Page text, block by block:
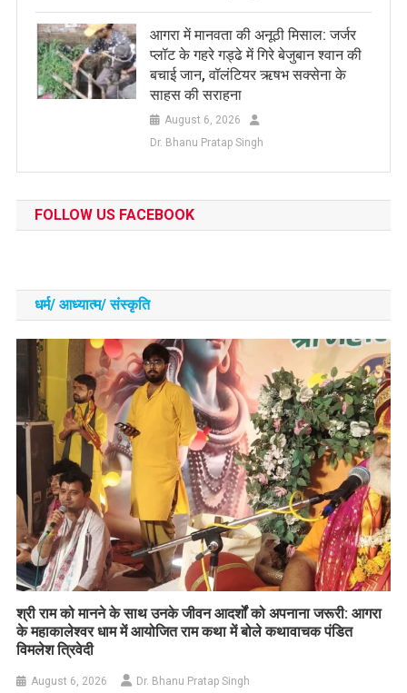
आगरा में मानवता की अनूठी मिसाल: जर्जर
प्लॉट के गहरे गड्ढे में गिरे बेजुबान श्वान की
बचाई जान, वॉलंटियर ऋषभ सक्सेना के
साहस की सराहना
August 6, 2026
Dr. Bhanu Pratap Singh
FOLLOW US FACEBOOK
धर्म/ आध्‍यात्‍म/ संस्‍कृति
​श्री राम को मानने के साथ उनके जीवन आदर्शों को अपनाना जरूरी: आगरा
के महाकालेश्वर धाम में आयोजित राम कथा में बोले कथावाचक पंडित
विमलेश त्रिवेदी
August 6, 2026 Dr. Bhanu Pratap Singh